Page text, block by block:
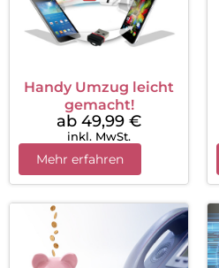
Handy Umzug leicht
gemacht!
ab 49,99 €
inkl. MwSt.
Mehr erfahren